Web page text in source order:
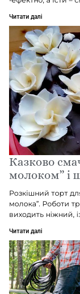
Читати далі
Казково
молоком” і
Розкішний торт
молока”. Роботи
виходить ніжний,
Читати далі